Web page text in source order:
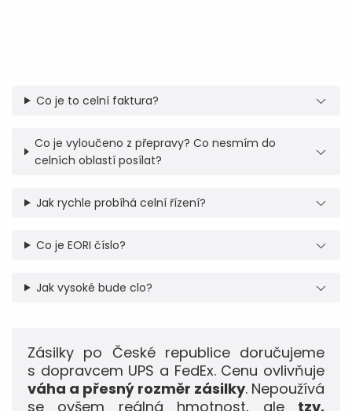
Co je to celní faktura?
Co je vyloučeno z přepravy? Co nesmím do
celních oblastí posílat?
Jak rychle probíhá celní řízení?
Co je EORI číslo?
Jak vysoké bude clo?
Zásilky po České republice doručujeme
s dopravcem UPS a FedEx. Cenu ovlivňuje
váha a přesný rozměr zásilky. Nepoužívá
se ovšem reálná hmotnost, ale tzv.